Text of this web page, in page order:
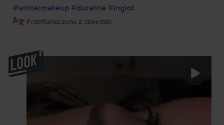
#wintermakeup #duraline #inglot
Przetłumaczone z: szwedzki